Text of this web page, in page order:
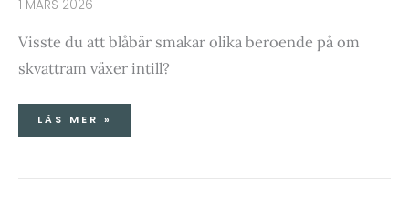
1 MARS 2026
Visste du att blåbär smakar olika beroende på om
skvattram växer intill?
LÄS MER »